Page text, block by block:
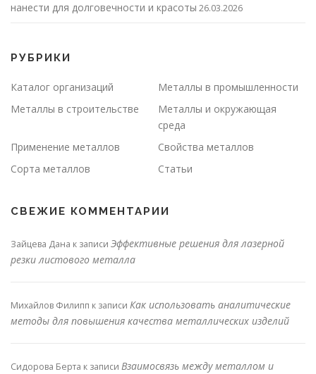
нанести для долговечности и красоты 26.03.2026
РУБРИКИ
Каталог организаций
Металлы в промышленности
Металлы в строительстве
Металлы и окружающая
среда
Применение металлов
Свойства металлов
Сорта металлов
Статьи
СВЕЖИЕ КОММЕНТАРИИ
Зайцева Дана к записи Эффективные решения для лазерной
резки листового металла
Михайлов Филипп к записи Как использовать аналитические
методы для повышения качества металлических изделий
Сидорова Берта к записи Взаимосвязь между металлом и